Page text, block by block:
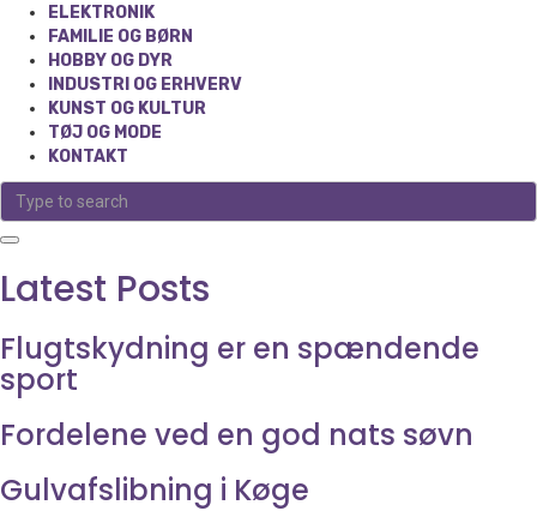
ELEKTRONIK
FAMILIE OG BØRN
HOBBY OG DYR
INDUSTRI OG ERHVERV
KUNST OG KULTUR
TØJ OG MODE
KONTAKT
Latest Posts
Flugtskydning er en spændende
sport
Fordelene ved en god nats søvn
Gulvafslibning i Køge